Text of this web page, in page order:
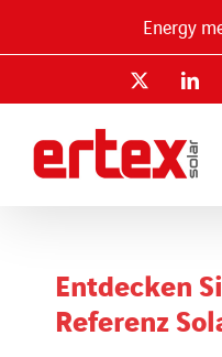
Energy
Entdecken
Referenz